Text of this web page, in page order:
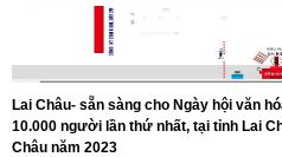
Lai Châu- sẵn sàng cho Ngày hội văn
10.000 người lần thứ nhất, tại tỉnh Lai
Châu năm 2023